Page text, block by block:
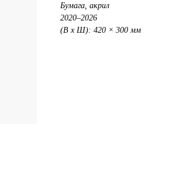
Бумага, акрил
2020–2026
(В х Ш): 420 × 300 мм